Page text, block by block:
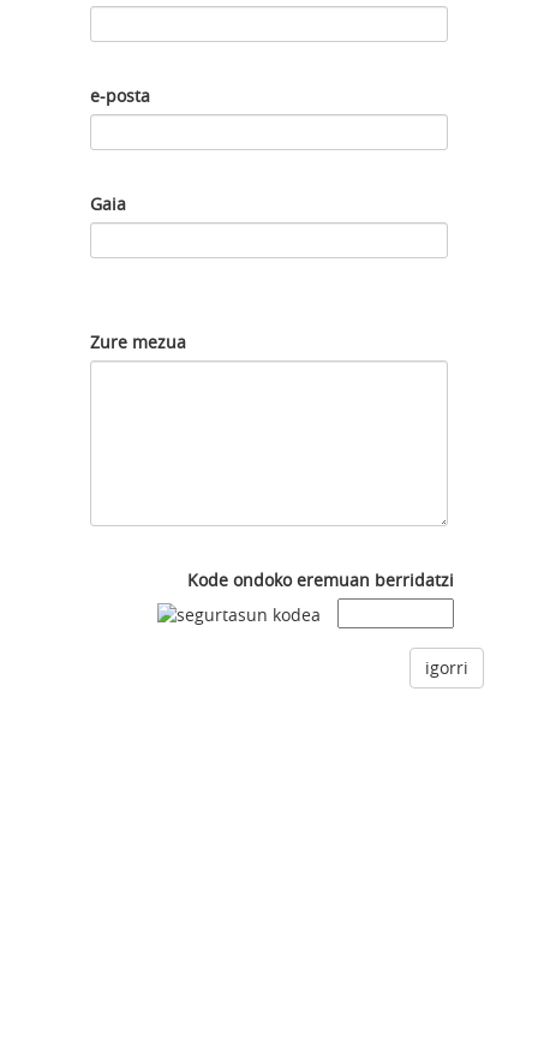
e-posta
Gaia
Zure mezua
Kode ondoko eremuan berridatzi
igorri